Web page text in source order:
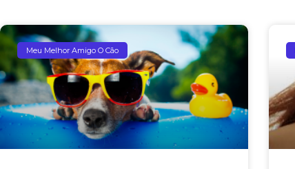
Meu Melhor Amigo O Cão